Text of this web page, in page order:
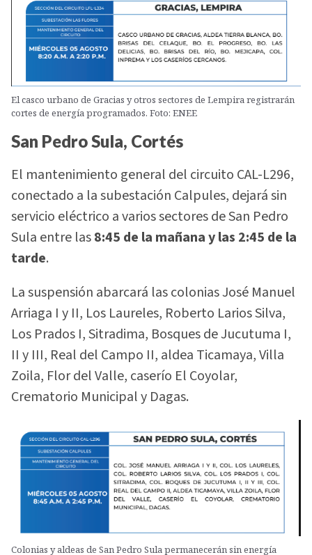
El casco urbano de Gracias y otros sectores de Lempira registrarán
cortes de energía programados. Foto: ENEE
San Pedro Sula, Cortés
El mantenimiento general del circuito CAL-L296,
conectado a la subestación Calpules, dejará sin
servicio eléctrico a varios sectores de San Pedro
Sula entre las8:45 de la mañana y las 2:45 de la
tarde.
La suspensión abarcará las colonias José Manuel
Arriaga I y II, Los Laureles, Roberto Larios Silva,
Los Prados I, Sitradima, Bosques de Jucutuma I,
II y III, Real del Campo II, aldea Ticamaya, Villa
Zoila, Flor del Valle, caserío El Coyolar,
Crematorio Municipal y Dagas.
Colonias y aldeas de San Pedro Sula permanecerán sin energía